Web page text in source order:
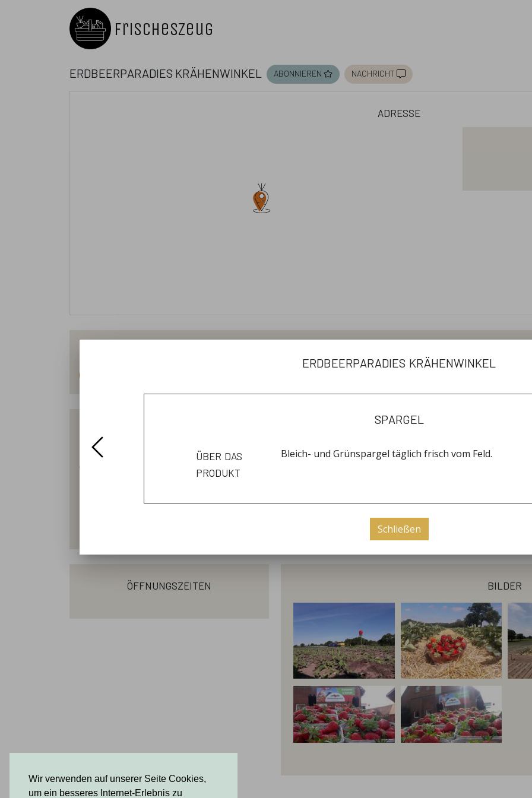
Wir verwenden auf unserer Seite Cookies,
um ein besseres Internet-Erlebnis zu
FrischesZeug
Erdbeerparadies Krähenwinkel abonnieren nachricht
adresse
willkommen
Das Erdbeerparadies im Wandel der Zeit Das Erdbeerparadies Krähenwinkel kann auf eine lange
die ersten Erdbeerjungpflanzen der Sorten Senga Sengana, Senga Dulcita und Senga Litessa auf
Kornbrennerei August Schmidt in Langenhagen-Krähenwinkel gepflanzt. Im Jahr 1978 konnten
Betriebes.
öffnungszeiten bilder
erdbeerparadies krähenwinkel
spargel
über das
produkt
Bleich- und Grünspargel täglich frisch vom Feld.
Schließen